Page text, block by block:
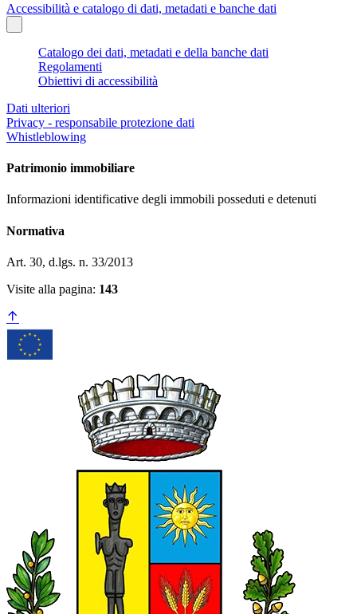
Accessibilità e catalogo di dati, metadati e banche dati
Catalogo dei dati, metadati e della banche dati
Regolamenti
Obiettivi di accessibilità
Dati ulteriori
Privacy - responsabile protezione dati
Whistleblowing
Patrimonio immobiliare
Informazioni identificative degli immobili posseduti e detenuti
Normativa
Art. 30, d.lgs. n. 33/2013
Visite alla pagina: 143